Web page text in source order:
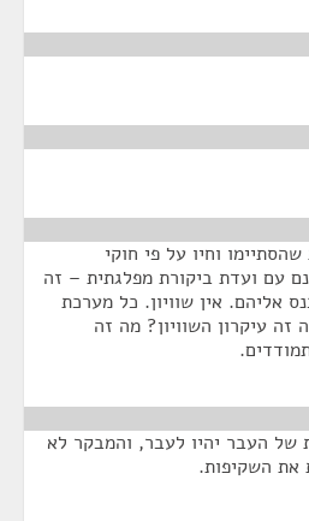
וחיו על פי חוקי
עם ועדת ביקורת מפלגתית – זה
אליהם. אין שוויון. כל מערכת
עיקרון השוויון? מה זה
העבר יהיו לעבר, והמבקר לא
את השקיפות.